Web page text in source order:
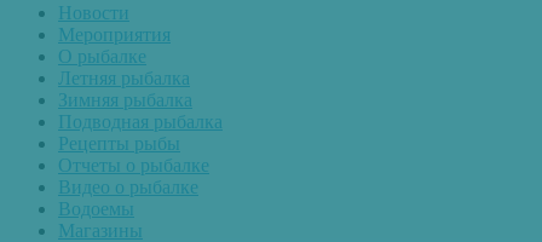
Новости
Мероприятия
О рыбалке
Летняя рыбалка
Зимняя рыбалка
Подводная рыбалка
Рецепты рыбы
Отчеты о рыбалке
Видео о рыбалке
Водоемы
Магазины